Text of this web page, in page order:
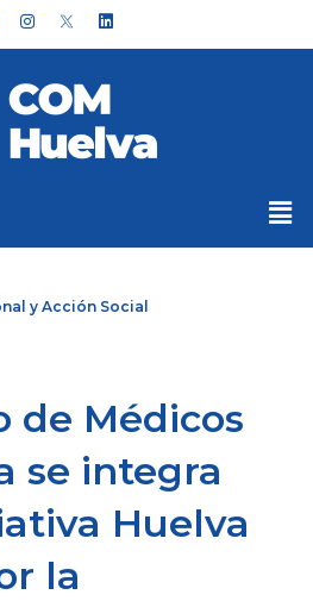
I
n
s
a
g
r
a
m
L
i
n
e
i
n
y Acción Social
de Médicos
se integra
Huelva
la